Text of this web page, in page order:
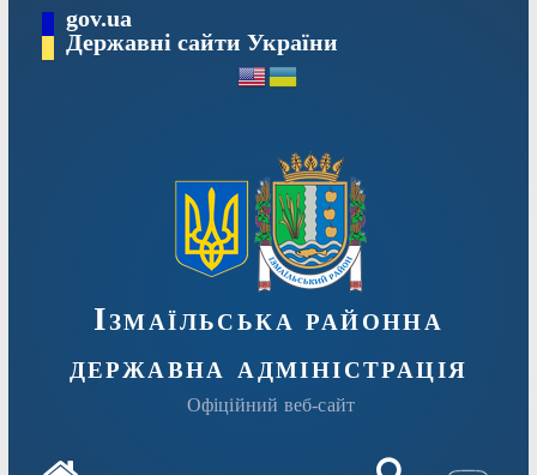
вмісту
gov.ua
Державні сайти України
Ізмаїльська районна
державна адміністрація
Офіційний веб-сайт